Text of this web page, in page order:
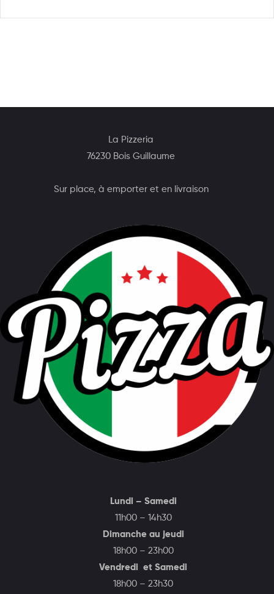
La Pizzeria
76230 Bois Guillaume
Sur place, à emporter et en livraison
Lundi – Samedi
11h00 – 14h30
Dimanche au jeudi
18h00 – 23h00
Vendredi et Samedi
18h00 – 23h30